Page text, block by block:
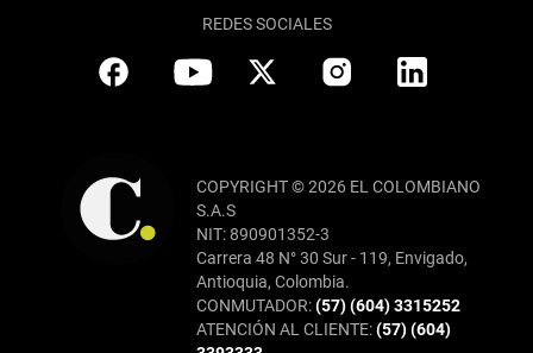
REDES SOCIALES
COPYRIGHT © 2026 EL COLOMBIANO
S.A.S
NIT: 890901352-3
Carrera 48 N° 30 Sur - 119, Envigado,
Antioquia, Colombia.
CONMUTADOR:(57) (604) 3315252
ATENCIÓN AL CLIENTE:(57) (604)